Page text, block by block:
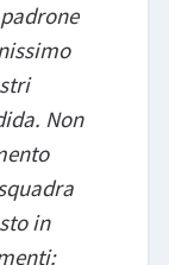
Non
in